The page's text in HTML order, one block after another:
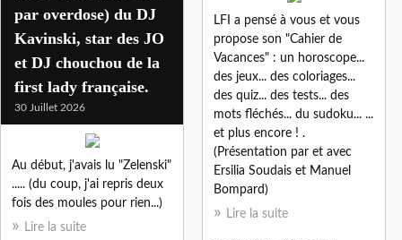
par overdose) du DJ
Kavinski, star des JO
et DJ chouchou de la
first lady française.
30 Juillet 2026
Au début, j'avais lu "Zelenski"
..... (du coup, j'ai repris deux
fois des moules pour rien...)
Lire la suite
LFI a pensé à vous et vous
propose son "Cahier de
Vacances" : un horoscope...
des jeux... des coloriages...
des quiz... des tests... des
mots fléchés... du sudoku... ...
et plus encore ! .
(Présentation par et avec
Ersilia Soudais et Manuel
Bompard)
Lire la suite